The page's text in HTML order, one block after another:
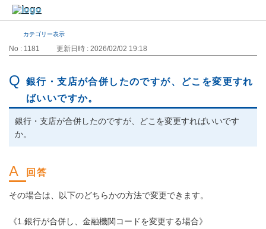
カテゴリー表示
No : 1181 更新日時 : 2026/02/02 19:18
銀行・支店が合併したのですが、どこを変更すれ
ばいいですか。
銀行・支店が合併したのですが、どこを変更すればいいです
か。
その場合は、以下のどちらかの方法で変更できます。
《1.銀行が合併し、金融機関コードを変更する場合》